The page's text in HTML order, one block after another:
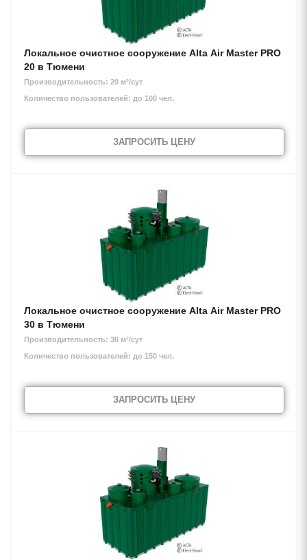
Локальное очистное сооружение Alta Air Master PRO
20 в Тюмени
Производительность: 20 м³/сут
Количество пользователей: до 100 чел.
ЗАПРОСИТЬ ЦЕНУ
Локальное очистное сооружение Alta Air Master PRO
30 в Тюмени
Производительность: 30 м³/сут
Количество пользователей: до 150 чел.
ЗАПРОСИТЬ ЦЕНУ